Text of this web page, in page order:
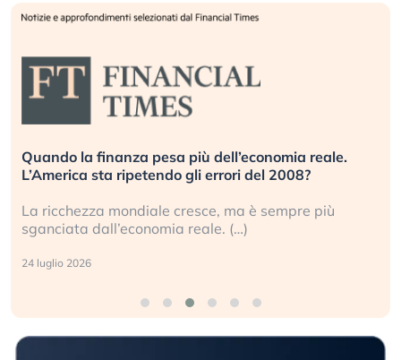
Quando la finanza pesa più dell’economia reale.
L’America sta ripetendo gli errori del 2008?
La ricchezza mondiale cresce, ma è sempre più
sganciata dall’economia reale. (…)
24 luglio 2026